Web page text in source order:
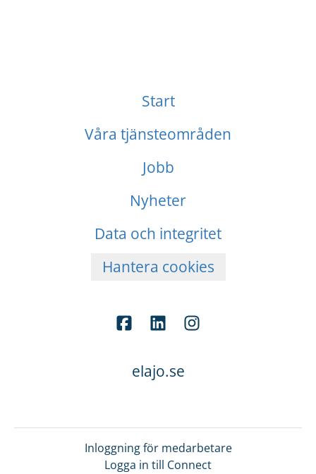
Start
Våra tjänsteområden
Jobb
Nyheter
Data och integritet
Hantera cookies
elajo.se
Inloggning för medarbetare
Logga in till Connect